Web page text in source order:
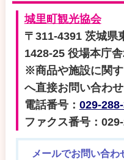
城里町観光協会
〒311-4391 茨城県
1428-25 役場本庁
※商品や施設に関
へ直接お問い合わせ
電話番号： 029-
ファクス番号：
メールでお問い合わ